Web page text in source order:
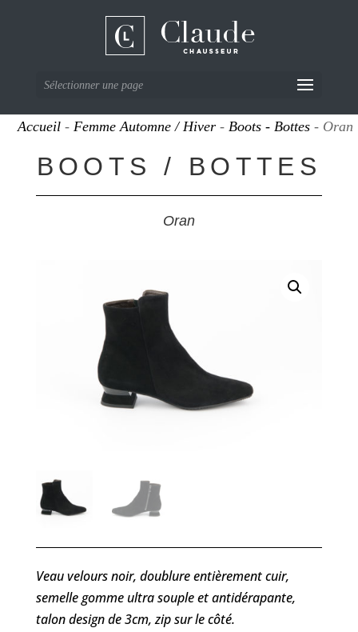
Sélectionner une page
Accueil -Femme Automne / Hiver -Boots - Bottes - Oran
BOOTS / BOTTES
Oran
Veau velours noir, doublure entièrement cuir,
semelle gomme ultra souple et antidérapante,
talon design de 3cm, zip sur le côté.